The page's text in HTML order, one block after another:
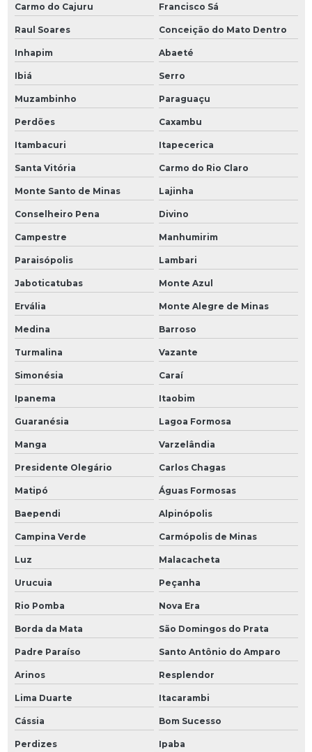
Carmo do Cajuru Francisco Sá
Raul Soares Conceição do Mato Dentro
Inhapim Abaeté
Ibiá Serro
Muzambinho Paraguaçu
Perdões Caxambu
Itambacuri Itapecerica
Santa Vitória Carmo do Rio Claro
Monte Santo de Minas Lajinha
Conselheiro Pena Divino
Campestre Manhumirim
Paraisópolis Lambari
Jaboticatubas Monte Azul
Ervália Monte Alegre de Minas
Medina Barroso
Turmalina Vazante
Simonésia Caraí
Ipanema Itaobim
Guaranésia Lagoa Formosa
Manga Varzelândia
Presidente Olegário Carlos Chagas
Matipó Águas Formosas
Baependi Alpinópolis
Campina Verde Carmópolis de Minas
Luz Malacacheta
Urucuia Peçanha
Rio Pomba Nova Era
Borda da Mata São Domingos do Prata
Padre Paraíso Santo Antônio do Amparo
Arinos Resplendor
Lima Duarte Itacarambi
Cássia Bom Sucesso
Perdizes Ipaba